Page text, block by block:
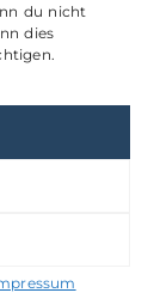
du nicht
dies